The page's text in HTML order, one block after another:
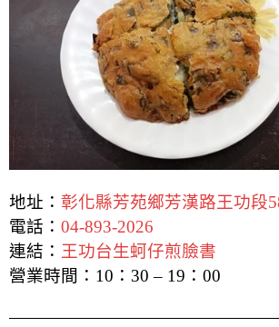
地址： 彰化縣芳苑鄉芳漢路王功段
電話： 04-893-2026
連結： 王功台生蚵仔煎臉書
營業時間： 10：30 – 19：00